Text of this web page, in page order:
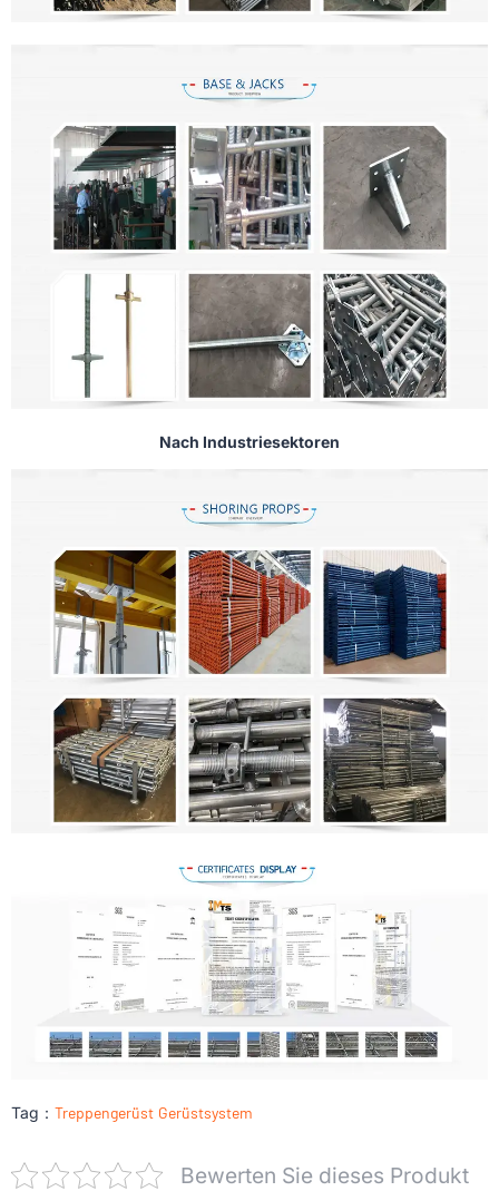
Nach Industriesektoren
Tag： Treppengerüst Gerüstsystem
Bewerten Sie dieses Produkt